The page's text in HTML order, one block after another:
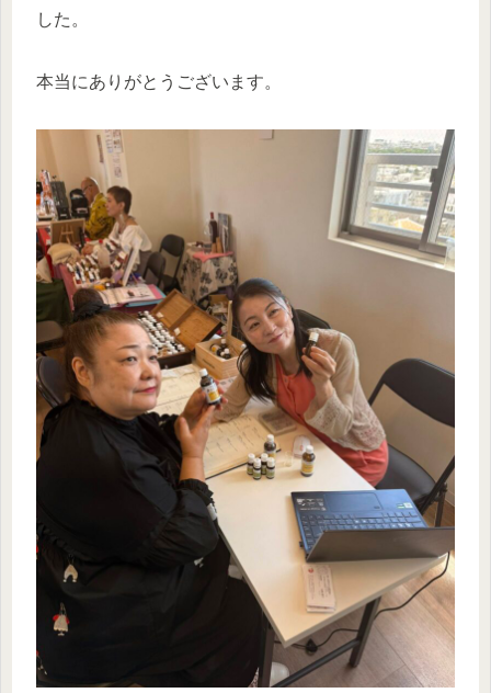
した。
本当にありがとうございます。